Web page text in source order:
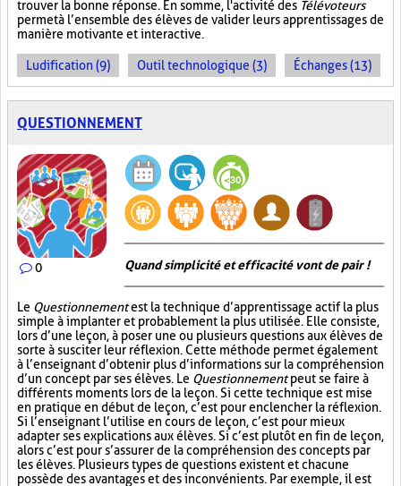
trouver la bonne réponse. En somme, l'activité des Télévoteurs
permet à l’ensemble des élèves de valider leurs apprentissages de
manière motivante et interactive.
Ludification (9) Outil technologique (3) Échanges (13)
QUESTIONNEMENT
0 Quand simplicité et efficacité vont de pair !
Le Questionnementest la technique d’apprentissage actif la plus
simple à implanter et probablement la plus utilisée. Elle consiste,
lors d’une leçon, à poser une ou plusieurs questions aux élèves de
sorte à susciter leur réflexion. Cette méthode permet également
à l’enseignant d’obtenir plus d’informations sur la compréhension
d’un concept par ses élèves. Le Questionnementpeut se faire à
différents moments lors de la leçon. Si cette technique est mise
en pratique en début de leçon, c’est pour enclencher la réflexion.
Si l’enseignant l’utilise en cours de leçon, c’est pour mieux
adapter ses explications aux élèves. Si c’est plutôt en fin de leçon,
alors c’est pour s’assurer de la compréhension des concepts par
les élèves. Plusieurs types de questions existent et chacune
possède des avantages et des inconvénients. Par exemple, il est